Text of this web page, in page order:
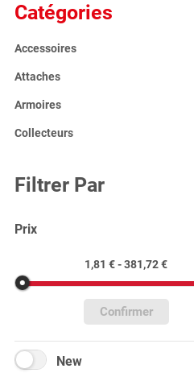
Catégories
Accessoires
Attaches
Armoires
Collecteurs
Filtrer Par
Prix
1,81 € - 381,72 €
Confirmer
New